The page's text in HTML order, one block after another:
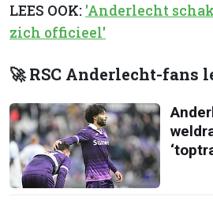
LEES OOK: 'Anderlecht
zich officieel'
🚀 RSC Anderlecht-fans